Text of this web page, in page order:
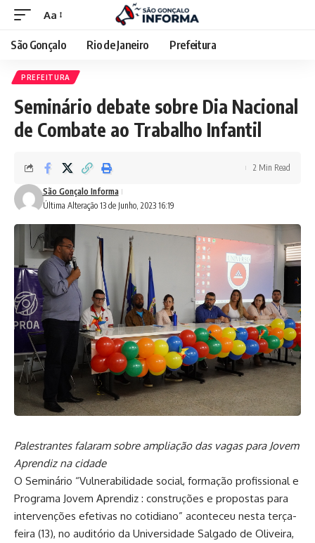
Aa
São Gonçalo Rio de Janeiro Prefeitura
PREFEITURA
Seminário debate sobre Dia Nacional
de Combate ao Trabalho Infantil
Última Alteração 13 de Junho, 2023 16:19
São Gonçalo Informa
2 Min Read
Palestrantes falaram sobre ampliação das vagas para Jovem
Aprendiz na cidade
O Seminário “Vulnerabilidade social, formação profissional e
Programa Jovem Aprendiz : construções e propostas para
intervenções efetivas no cotidiano” aconteceu nesta terça-
feira (13), no auditório da Universidade Salgado de Oliveira,